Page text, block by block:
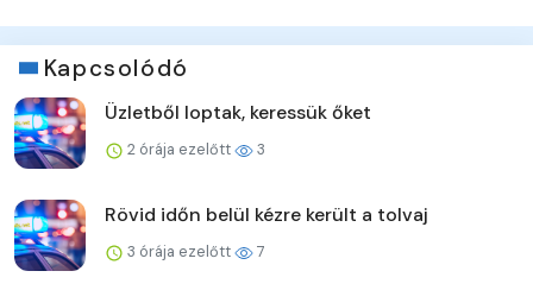
Kapcsolódó
Üzletből loptak, keressük őket
2 órája ezelőtt 3
Rövid időn belül kézre került a tolvaj
3 órája ezelőtt 7